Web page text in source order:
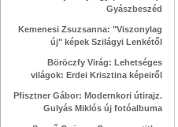
Gyászbeszéd
Kemenesi Zsuzsanna: "Viszonylag
új" képek Szilágyi Lenkétől
Böröczfy Virág: Lehetséges
világok: Erdei Krisztina képeiről
Pfisztner Gábor: Modernkori útirajz.
Gulyás Miklós új fotóalbuma